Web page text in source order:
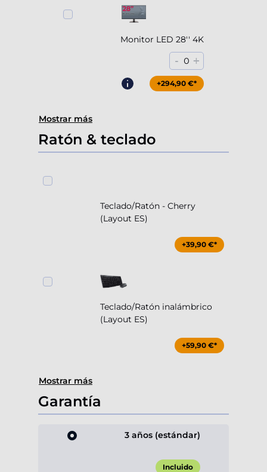
Monitor LED 28'' 4K
- 0 +
+294,90 €*
Mostrar más
Ratón & teclado
Teclado/Ratón - Cherry
(Layout ES)
+39,90 €*
Teclado/Ratón inalámbrico
(Layout ES)
+59,90 €*
Mostrar más
Garantía
3 años (estándar)
Incluido